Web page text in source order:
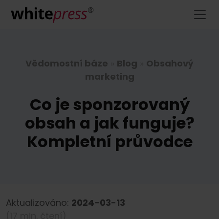
Vědomostní báze Blog
Obsahový
marketing
Co je sponzorovaný
obsah a jak funguje?
Kompletní průvodce
Aktualizováno: 2024-03-13